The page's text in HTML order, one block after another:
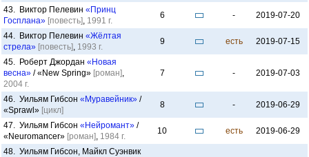
43. Виктор Пелевин «Принц
Госплана» [повесть], 1991 г.
6 - 2019-07-20
44. Виктор Пелевин «Жёлтая
стрела» [повесть], 1993 г.
9 есть 2019-07-15
45. Роберт Джордан «Новая
весна» / «New Spring» [роман],
2004 г.
7 - 2019-07-03
46. Уильям Гибсон «Муравейник» /
«Sprawl» [цикл]
8 - 2019-06-29
47. Уильям Гибсон «Нейромант» /
«Neuromancer» [роман], 1984 г.
10 есть 2019-06-29
48. Уильям Гибсон, Майкл Суэнвик